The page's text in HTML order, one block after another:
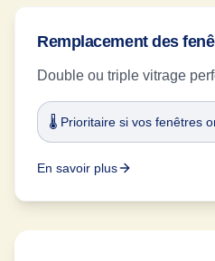
Remplacement des
Double ou triple vitrage
🌡️ Prioritaire si vos fenêtres
En savoir plus